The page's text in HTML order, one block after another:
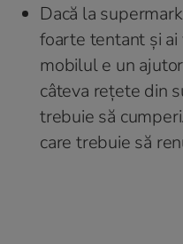
Dacă la
foarte tentant și
mobilul e un
câteva rețete din
trebuie să
care trebuie să